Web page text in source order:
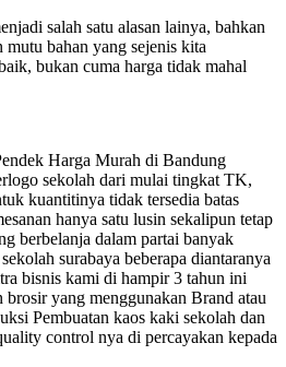
salah satu alasan lainya, bahkan
bahan yang sejenis kita
bukan cuma harga tidak mahal
Harga Murah di Bandung
sekolah dari mulai tingkat TK,
kuantitinya tidak tersedia batas
hanya satu lusin sekalipun tetap
berbelanja dalam partai banyak
surabaya beberapa diantaranya
bisnis kami di hampir 3 tahun ini
brosir yang menggunakan Brand atau
Pembuatan kaos kaki sekolah dan
control nya di percayakan kepada